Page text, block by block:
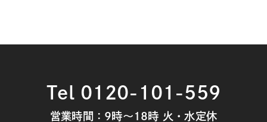
Tel 0120-101-559
営業時間：9時～18時 火・水定休